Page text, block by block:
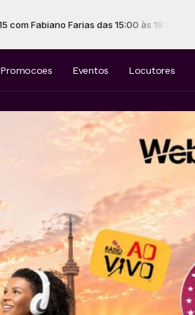
às 18:00 -Tocando agora: Diamante
Promocoes Eventos Locutores